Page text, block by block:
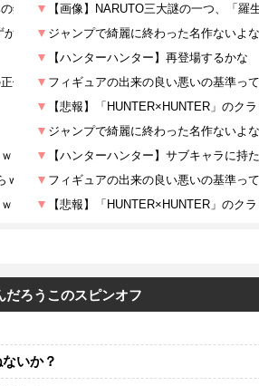
だろうこのスピンオフ
いか？